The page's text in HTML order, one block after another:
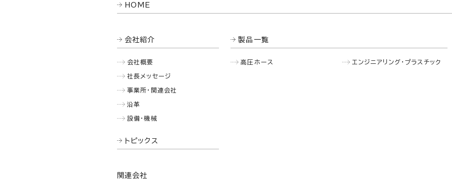
HOME
会社紹介
会社概要
社長メッセージ
事業所・関連会社
沿革
設備・機械
トピックス
製品一覧
高圧ホース エンジニアリング・プラスチック
関連会社